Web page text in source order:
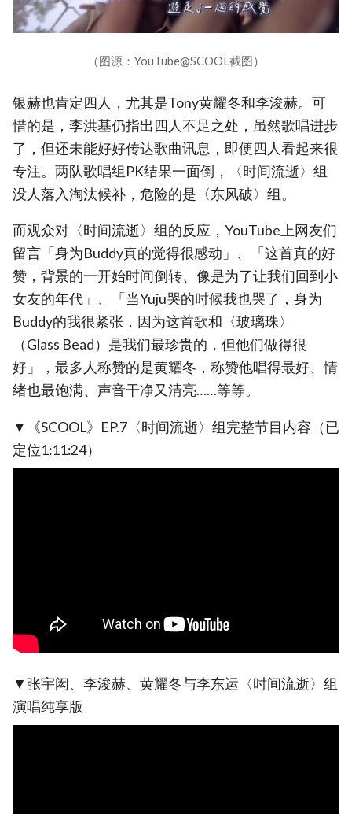
（图源：YouTube@SCOOL截图）
银赫也肯定四人，尤其是Tony黄耀冬和李浚赫。可
惜的是，李洪基仍指出四人不足之处，虽然歌唱进步
了，但还未能好好传达歌曲讯息，即便四人看起来很
专注。两队歌唱组PK结果一面倒，〈时间流逝〉组
没人落入淘汰候补，危险的是〈东风破〉组。
而观众对〈时间流逝〉组的反应，YouTube上网友们
留言「身为Buddy真的觉得很感动」、「这首真的好
赞，背景的一开始时间倒转、像是为了让我们回到小
女友的年代」、「当Yuju哭的时候我也哭了，身为
Buddy的我很紧张，因为这首歌和〈玻璃珠〉
（Glass Bead）是我们最珍贵的，但他们做得很
好」，最多人称赞的是黄耀冬，称赞他唱得最好、情
绪也最饱满、声音干净又清亮……等等。
▼《SCOOL》EP.7〈时间流逝〉组完整节目内容（已
定位1:11:24）
▼张宇闳、李浚赫、黄耀冬与李东运〈时间流逝〉组
演唱纯享版